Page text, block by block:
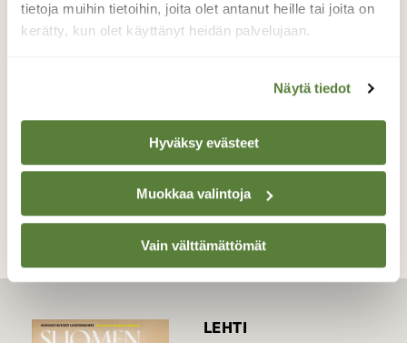
tietoja muihin tietoihin, joita olet antanut heille tai joita on
kerätty, kun olet käyttänyt heidän palvelujaan.
Näytä tiedot
Hyväksy evästeet
Muokkaa valintoja
Vain välttämättömät
Hiljainen on kylätie…Littoinen 1.11.ennen
sarastusta.
Valokuvaaja: Juhani Peltonen, Kaarina 1.11.2022
LEHTI